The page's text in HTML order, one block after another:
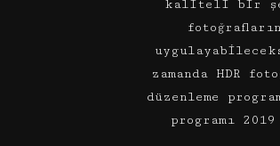
kaliteli bir
zamanda HDR
düzenleme
programı